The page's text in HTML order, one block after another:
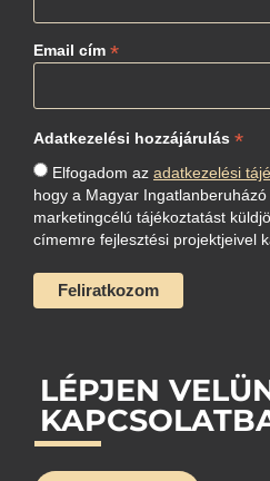
Email cím *
Adatkezelési hozzájárulás *
Elfogadom az adatkezelési
hogy a Magyar
marketingcélú tájékoztatást
címemre fejlesztési projektjeivel
LÉPJEN